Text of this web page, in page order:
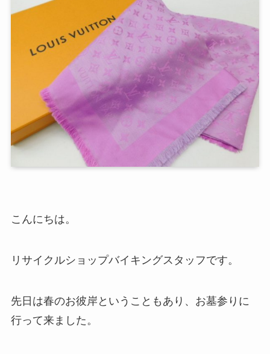
こんにちは。
リサイクルショップバイキングスタッフです。
先日は春のお彼岸ということもあり、お墓参りに
行って来ました。